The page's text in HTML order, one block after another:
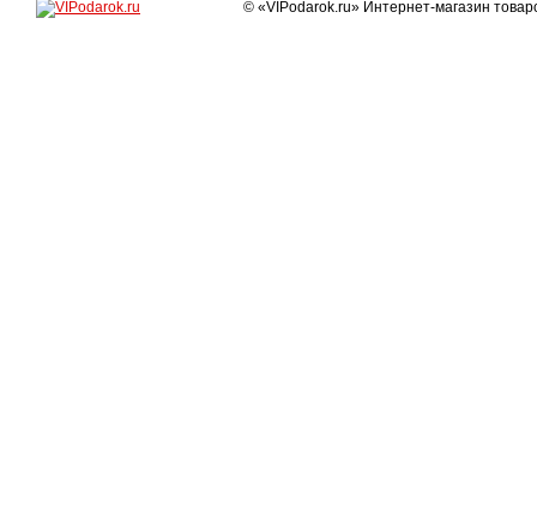
© «VIPodarok.ru» Интернет-магазин